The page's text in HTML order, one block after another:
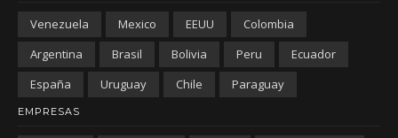
Venezuela Mexico EEUU
Colombia
Argentina
Brasil Bolivia Peru
Ecuador
España
Uruguay Chile Paraguay
EMPRESAS